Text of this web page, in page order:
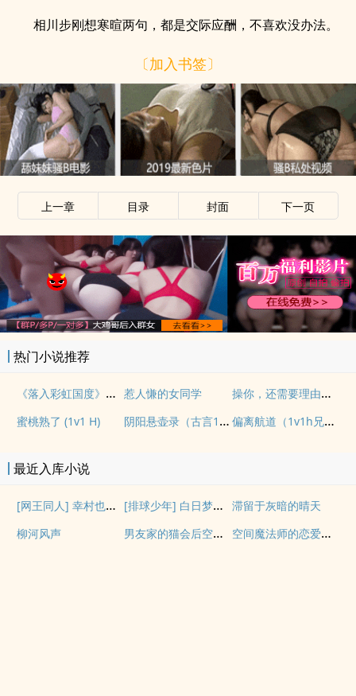
相川步刚想寒暄两句，都是交际应酬，不喜欢没办法。
〔加入书签〕
上一章 目录 封面 下一页
热门小说推荐
《落入彩虹国度》穿越+西幻+言情 惹人慊的女同学 操你，还需要理由吗？(校园H)
蜜桃熟了 (1v1 H) 阴阳悬壶录（古言1v1H） 偏离航道（1v1h兄妹骨科bg）
最近入库小说
[网王同人] 幸村也会搞暗恋吗 [排球少年] 白日梦想家
滞留于灰暗的晴天
柳河风声
男友家的猫会后空翻吗？ 空间魔法师的恋爱事故